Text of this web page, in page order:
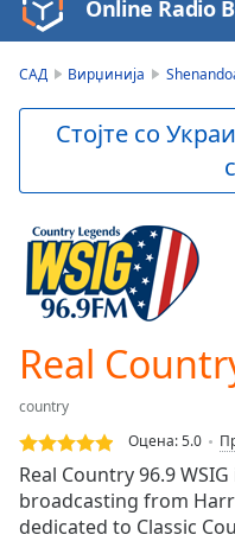
Video
Player
Skip
Skip
Forward
Mute
Current
Loaded:
0.00%
Stream
TypeLIVE
Seek to
Online Radio
САД Вирџинија
Стојте со
Real
country
Оцена:5.0
Real Country 96.9
broadcasting from
dedicated to Classic